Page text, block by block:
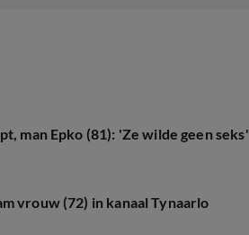
man Epko (81): 'Ze wilde geen seks'
vrouw (72) in kanaal Tynaarlo